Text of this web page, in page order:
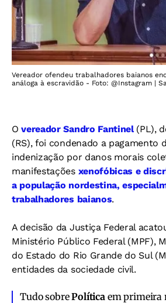
Vereador ofendeu trabalhadores baianos
análoga à escravidão - Foto: @Instagram |
O vereador Sandro Fantinel(PL),
(RS), foi condenado a pagamento
indenização por danos morais
manifestações xenofóbicas e
a população nordestina,
trabalhadores baianos.
A decisão da Justiça Federal
Ministério Público Federal (MPF),
do Estado do Rio Grande do Sul
entidades da sociedade civil.
Tudo sobrePolítica em primeira